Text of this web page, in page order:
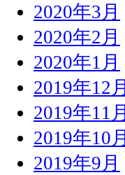
2020年3月
2020年2月
2020年1月
2019年12月
2019年11月
2019年10月
2019年9月